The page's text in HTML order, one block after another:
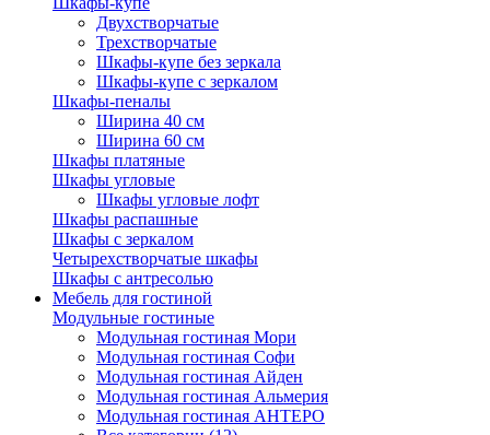
Двухстворчатые
Трехстворчатые
Шкафы-купе без зеркала
Шкафы-купе с зеркалом
Шкафы-пеналы
Ширина 40 см
Ширина 60 см
Шкафы платяные
Шкафы угловые
Шкафы угловые лофт
Шкафы распашные
Шкафы с зеркалом
Четырехстворчатые шкафы
Шкафы с антресолью
Мебель для гостиной
Модульные гостиные
Модульная гостиная Мори
Модульная гостиная Софи
Модульная гостиная Айден
Модульная гостиная Альмерия
Модульная гостиная АНТЕРО